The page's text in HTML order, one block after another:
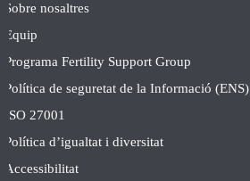
Sobre nosaltres
Equip
Programa Fertility Support Group
Política de seguretat de la Informació (ENS)
ISO 27001
Política d’igualtat i diversitat
Accessibilitat